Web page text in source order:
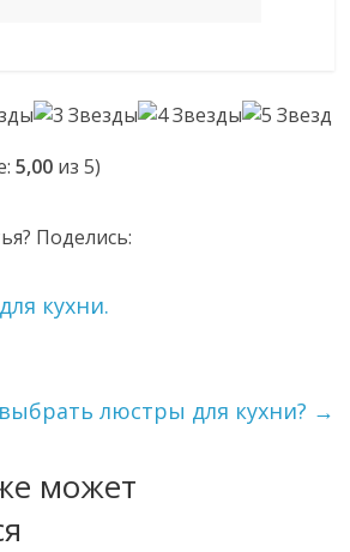
5,00 из 5)
Поделись:
кухни.
люстры для кухни? →
может